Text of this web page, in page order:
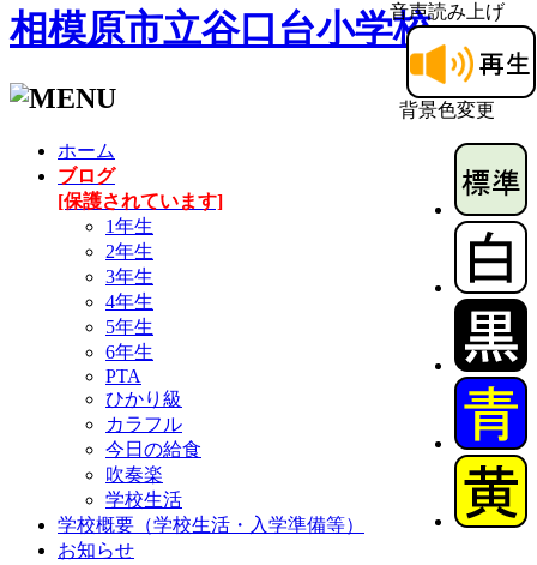
音声読み上げ
背景色変更
相模原市立谷口台小学校
ホーム
ブログ
[保護されています]
1年生
2年生
3年生
4年生
5年生
6年生
PTA
ひかり級
カラフル
今日の給食
吹奏楽
学校生活
学校概要（学校生活・入学準備等）
お知らせ